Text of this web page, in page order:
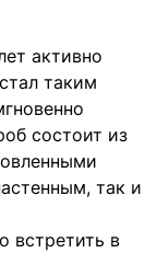
активно
таким
состоит из
так и
встретить в